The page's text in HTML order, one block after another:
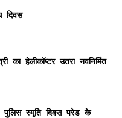
दिवस
का हेलीकॉप्टर उतरा नवनिर्मित
पुलिस स्मृति दिवस परेड के